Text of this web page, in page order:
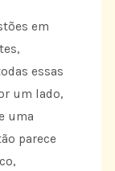
em
essas
um lado,
uma
parece